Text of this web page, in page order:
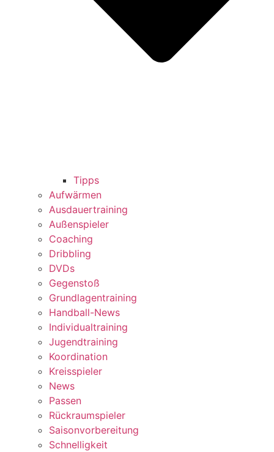
Tipps
Aufwärmen
Ausdauertraining
Außenspieler
Coaching
Dribbling
DVDs
Gegenstoß
Grundlagentraining
Handball-News
Individualtraining
Jugendtraining
Koordination
Kreisspieler
News
Passen
Rückraumspieler
Saisonvorbereitung
Schnelligkeit